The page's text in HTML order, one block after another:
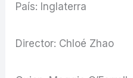
País: Inglaterra
Director: Chloé Zhao